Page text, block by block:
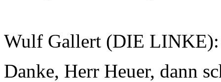
Wulf Gallert (DIE LINKE):
Danke, Herr Heuer, dann